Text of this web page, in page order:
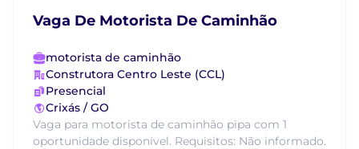
Vaga De Motorista De Caminhão
motorista de caminhão
Construtora Centro Leste (CCL)
Presencial
Crixás / GO
Vaga para motorista de caminhão pipa com 1
oportunidade disponível. Requisitos: Não informado.